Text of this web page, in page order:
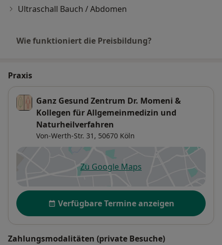
Ultraschall Bauch / Abdomen
Wie funktioniert die Preisbildung?
Praxis
Ganz Gesund Zentrum Dr. Momeni &
Kollegen für Allgemeinmedizin und
Naturheilverfahren
Von-Werth-Str. 31, 50670 Köln
Zu Google Mapsöffnet in einer neuen
Verfügbarkeit
Verfügbare Termine anzeigen
Zahlungsmodalitäten (private Besuche)